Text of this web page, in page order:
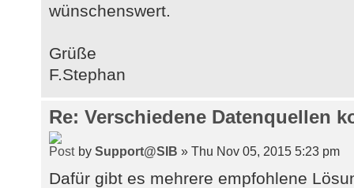
wünschenswert.
Grüße
F.Stephan
Re: Verschiedene Datenquellen
by Support@SIB » Thu Nov 05, 2015 5:23 pm
Dafür gibt es mehrere empfohlene